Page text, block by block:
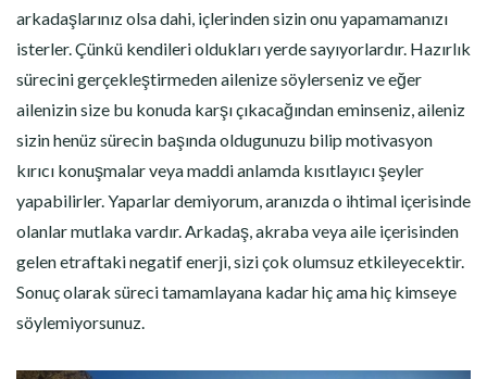
arkadaşlarınız olsa dahi, içlerinden sizin onu yapamamanızı
isterler. Çünkü kendileri oldukları yerde sayıyorlardır. Hazırlık
sürecini gerçekleştirmeden ailenize söylerseniz ve eğer
ailenizin size bu konuda karşı çıkacağından eminseniz, aileniz
sizin henüz sürecin başında oldugunuzu bilip motivasyon
kırıcı konuşmalar veya maddi anlamda kısıtlayıcı şeyler
yapabilirler. Yaparlar demiyorum, aranızda o ihtimal içerisinde
olanlar mutlaka vardır. Arkadaş, akraba veya aile içerisinden
gelen etraftaki negatif enerji, sizi çok olumsuz etkileyecektir.
Sonuç olarak süreci tamamlayana kadar hiç ama hiç kimseye
söylemiyorsunuz.